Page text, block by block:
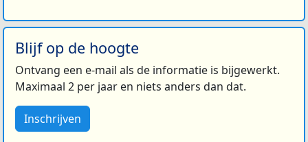
Blijf op de hoogte
Ontvang een e-mail als de informatie is bijgewerkt.
Maximaal 2 per jaar en niets anders dan dat.
Inschrijven